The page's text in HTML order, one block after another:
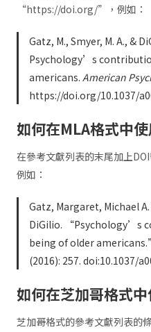
“https://doi.org/”，例如：
Gatz, M., Smyer, M. A., &
Psychology’s
americans. American
https://doi.org/10.1037/
如何在MLA格式中使
在參考文獻列表的末尾加上
例如：
Gatz, Margaret, Michael
DiGilio. “Psychology’s
being of older
(2016): 257. doi:10.1037/
如何在芝加哥格式中
芝加哥格式的參考文獻列表的